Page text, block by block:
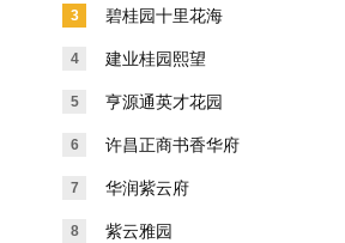
3 碧桂园十里花海
4 建业桂园熙望
5 亨源通英才花园
6 许昌正商书香华府
7 华润紫云府
8 紫云雅园